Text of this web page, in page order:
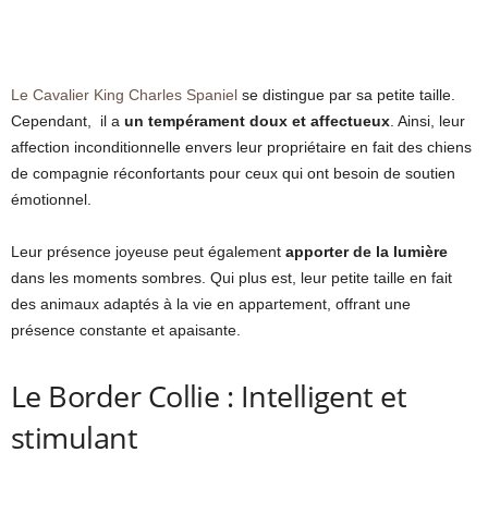
Le Cavalier King Charles Spaniel se distingue par sa petite taille.
Cependant, il a un tempérament doux et affectueux . Ainsi, leur
affection inconditionnelle envers leur propriétaire en fait des chiens
de compagnie réconfortants pour ceux qui ont besoin de soutien
émotionnel.
Leur présence joyeuse peut également apporter de la lumière
dans les moments sombres. Qui plus est, leur petite taille en fait
des animaux adaptés à la vie en appartement, offrant une
présence constante et apaisante.
Le Border Collie : Intelligent et
stimulant